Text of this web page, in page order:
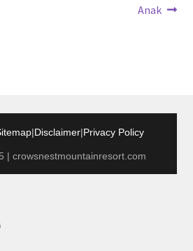
Anak
|Disclaimer|Privacy Policy
| crowsnestmountainresort.com